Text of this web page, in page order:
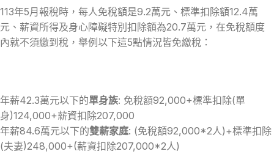
113年5月報稅時，每人免稅額是9.2萬元、標準扣除額12.4萬
元、薪資所得及身心障礙特別扣除額為20.7萬元，在免稅額度
內就不須繳到稅，舉例以下這5點情況皆免繳稅：
年薪42.3萬元以下的單身族: 免稅額92,000+標準扣除(單
身)124,000+薪資扣除207,000
年薪84.6萬元以下的雙薪家庭: (免稅額92,000*2人)+標準扣除
(夫妻)248,000+(薪資扣除207,000*2人)